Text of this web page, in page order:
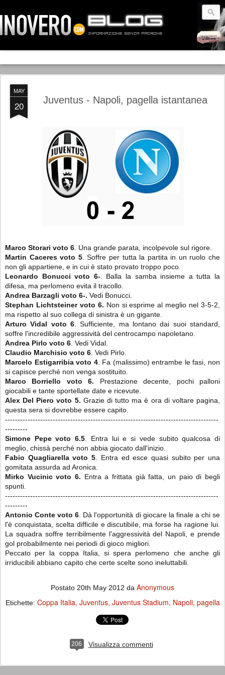
MAY
20 Juventus - Napoli, pagella istantanea
Marco Storari voto 6 . Una grande parata, incolpevole sul rigore.
Martin Caceres voto 5. Soffre per tutta la partita in un ruolo che
non gli appartiene, e in cui è stato provato troppo poco.
Leonardo Bonucci voto 6-. Balla la samba insieme a tutta la
difesa, ma perlomeno evita il tracollo.
Andrea Barzagli voto 6-. Vedi Bonucci.
Stephan Lichtsteinervoto 6. Non si esprime al meglio nel 3-5-2,
ma rispetto al suo collega di sinistra è un gigante.
Arturo Vidal voto 6 . Sufficiente, ma lontano dai suoi standard,
soffre l'incredibile aggressività del centrocampo napoletano.
Andrea Pirlo voto 6 . Vedi Vidal.
Claudio Marchisio voto 6 . Vedi Pirlo.
Marcelo Estigarribia voto 4. Fa (malissimo) entrambe le fasi, non
si capisce perché non venga sostituito.
Marco Borriello voto 6. Prestazione decente, pochi palloni
giocabili e tante sportellate date e ricevute.
Alex Del Piero voto 5. Grazie di tutto ma è ora di voltare pagina,
questa sera si dovrebbe essere capito.
-------------------------------------------------------------------------------------
---------
Simone Pepevoto 6.5 . Entra lui e si vede subito qualcosa di
meglio, chissà perché non abbia giocato dall'inizio.
Fabio Quagliarella voto 5 . Entra ed esce quasi subito per una
gomitata assurda ad Aronica.
Mirko Vucinic voto 6. Entra a frittata già fatta, un paio di begli
spunti.
-------------------------------------------------------------------------------------
---------
Antonio Conte voto 6 . Dà l'opportunità di giocare la finale a chi se
l'è conquistata, scelta difficile e discutibile, ma forse ha ragione lui.
La squadra soffre terribilmente l'aggressività del Napoli, e prende
gol probabilmente nei periodi di gioco migliori.
Peccato per la coppa Italia, si spera perlomeno che anche gli
irriducibili abbiano capito che certe scelte sono ineluttabili.
Postato 20th May 2012 da Anonymous
Etichette: Coppa Italia Juventus Juventus Stadium Napoli pagella
206 Visualizza commenti